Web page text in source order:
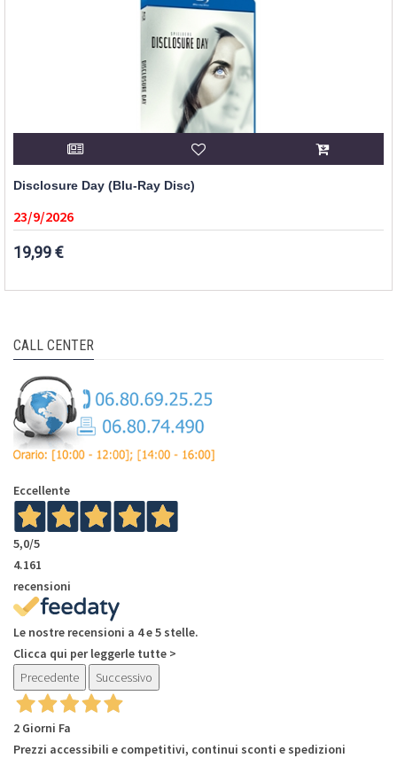
Disclosure Day (Blu-Ray Disc)
23/9/2026
19,99 €
CALL CENTER
Eccellente
5,0/5
4.161
recensioni
Le nostre recensioni a 4 e 5 stelle.
Clicca qui per leggerle tutte >
Precedente
Successivo
2 Giorni Fa
Prezzi accessibili e competitivi, continui sconti e spedizioni